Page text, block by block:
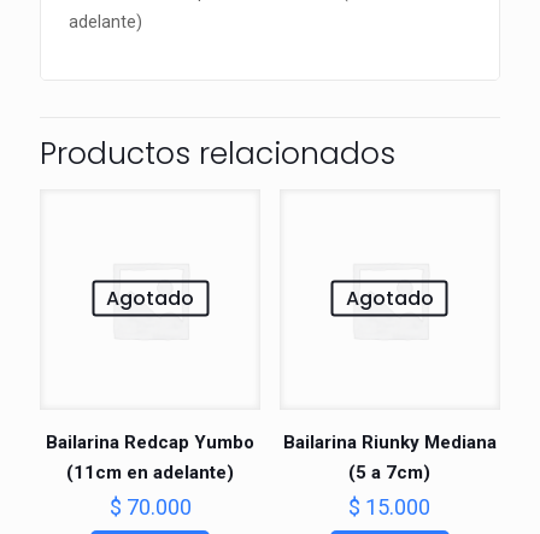
adelante)
Productos relacionados
Agotado
Bailarina Redcap Yumbo
(11cm en adelante)
$ 70.000
Agotado
Bailarina Riunky Mediana
(5 a 7cm)
$ 15.000